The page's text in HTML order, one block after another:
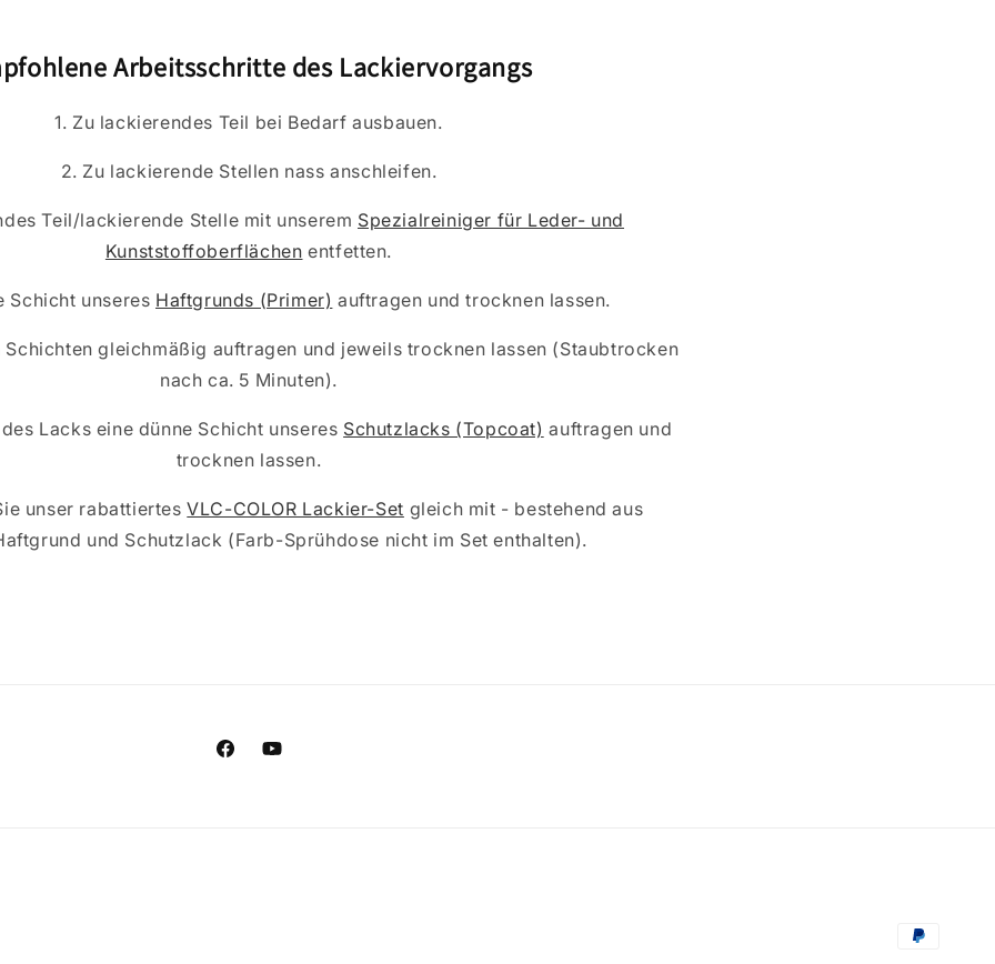
Arbeitsschritte des Lackiervorgangs
1. Zu lackierendes Teil bei Bedarf ausbauen.
2. Zu lackierende Stellen nass anschleifen.
Teil/lackierende Stelle mit unserem Spezialreiniger für Leder- und
Kunststoffoberflächen entfetten.
Schicht unseres Haftgrunds (Primer) auftragen und trocknen lassen.
Schichten gleichmäßig auftragen und jeweils trocknen lassen (Staubtrocken
nach ca. 5 Minuten).
Lacks eine dünne Schicht unseres Schutzlacks (Topcoat) auftragen und
trocknen lassen.
unser rabattiertesVLC-COLOR Lackier-Set gleich mit - bestehend aus
und Schutzlack (Farb-Sprühdose nicht im Set enthalten).
FacebookYouTube